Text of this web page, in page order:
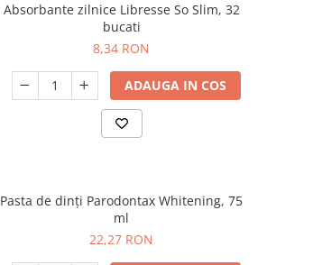
Absorbante zilnice Libresse So Slim, 32
bucati
8,34 RON
ADAUGA IN COS
Pasta de dinți Parodontax Whitening, 75
ml
22,27 RON